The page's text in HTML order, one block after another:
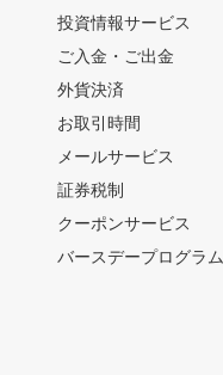
投資情報サービス
ご入金・ご出金
外貨決済
お取引時間
メールサービス
証券税制
クーポンサービス
バースデープログラム